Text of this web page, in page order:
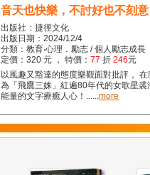
音天也快樂，不討好也不刻
出版社：捷徑文化
出版日期：2024/12/4
分類：教育‧心理．勵志 / 個人勵志成長
定價：320 元 ， 特價： 77 折 246元
以風趣又豁達的態度樂觀面對批評，
為「飛鷹三姝」紅遍80年代的女歌星
能量的文字療癒人心！......more